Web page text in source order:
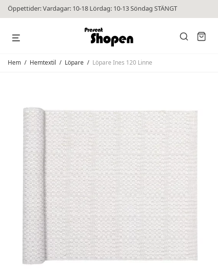
Öppettider: Vardagar: 10-18 Lördag: 10-13 Söndag STÄNGT
Hem / Hemtextil / Löpare / Löpare Ines 120 Linne